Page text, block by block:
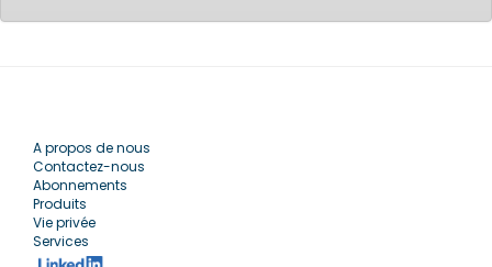
A propos de nous
Contactez-nous
Abonnements
Produits
Vie privée
Services